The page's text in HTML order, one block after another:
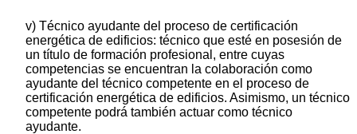
v) Técnico ayudante del proceso de certificación
energética de edificios: técnico que esté en posesión de
un título de formación profesional, entre cuyas
competencias se encuentran la colaboración como
ayudante del técnico competente en el proceso de
certificación energética de edificios. Asimismo, un técnico
competente podrá también actuar como técnico
ayudante.